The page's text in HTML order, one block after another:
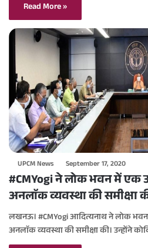
Read More »
UPCM News September 17, 2020
#CMYogi ने लोक भवन में एक
अनलाॅक व्यवस्था की समीक्षा
लखनऊ। #CMYogi आदित्यनाथ ने लोक
अनलाॅक व्यवस्था की समीक्षा की। उन्होंने